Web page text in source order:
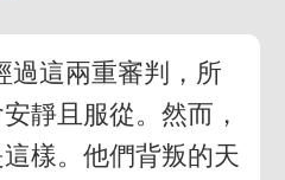
過這兩重審判，所
靜且服從。然而，
樣。他們背叛的天